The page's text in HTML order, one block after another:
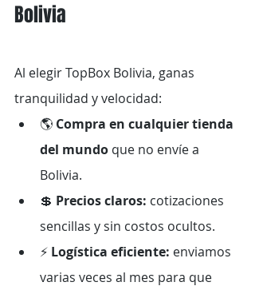
Bolivia
Al elegir TopBox Bolivia, ganas
tranquilidad y velocidad:
🌎 Compra en cualquier tienda
del mundo que no envíe a
Bolivia.
💲 Precios claros: cotizaciones
sencillas y sin costos ocultos.
⚡ Logística eficiente: enviamos
varias veces al mes para que